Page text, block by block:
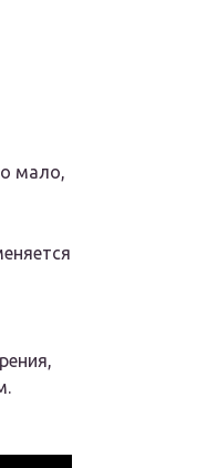
мало,